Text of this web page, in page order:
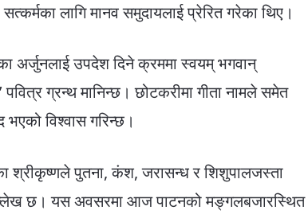
लागि मानव समुदायलाई प्रेरित गरेका थिए।
अर्जुनलाई उपदेश दिने क्रममा स्वयम् भगवान्
पवित्र ग्रन्थ मानिन्छ। छोटकरीमा गीता नामले समेत
भएको विश्वास गरिन्छ।
श्रीकृष्णले पुतना, कंश, जरासन्ध र शिशुपालजस्ता
उल्लेख छ। यस अवसरमा आज पाटनको मङ्गलबजारस्थित